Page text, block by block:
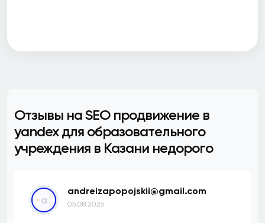
Отзывы на SEO продвижение в
yandex для образовательного
учреждения в Казани недорого
a
andreizapopojskii@gmail.com
05.08.2026